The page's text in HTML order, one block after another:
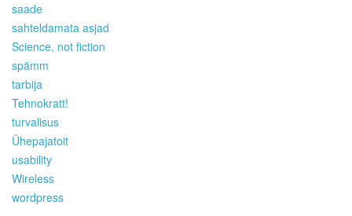
saade
sahteldamata asjad
Science, not fiction
spämm
tarbija
Tehnokratt!
turvalisus
Ühepajatoit
usability
Wireless
wordpress